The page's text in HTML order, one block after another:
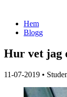
Hem
Blogg
Hur vet jag
11-07-2019 •